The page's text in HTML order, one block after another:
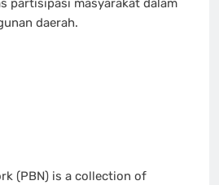
partisipasi masyarakat dalam
daerah.
(PBN) is a collection of